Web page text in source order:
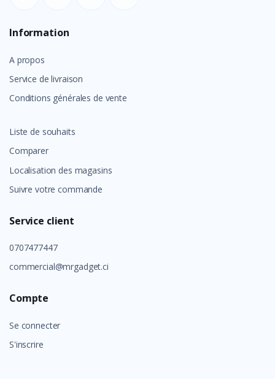
Information
A propos
Service de livraison
Conditions générales de vente
Liste de souhaits
Comparer
Localisation des magasins
Suivre votre commande
Service client
0707477447
commercial@mrgadget.ci
Compte
Se connecter
S'inscrire